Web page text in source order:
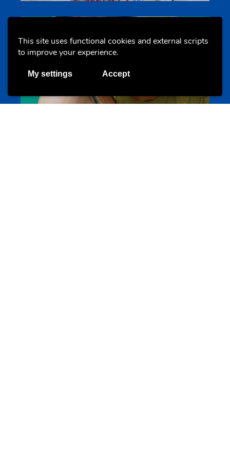
This site uses functional cookies and external scripts
to improve your experience.
My settings Accept